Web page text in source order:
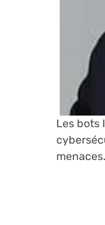
Les bots
menaces.